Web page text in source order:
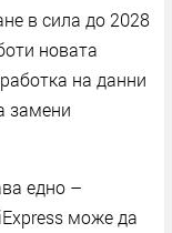
в сила до 2028
новата
на данни
замени
едно –
може да